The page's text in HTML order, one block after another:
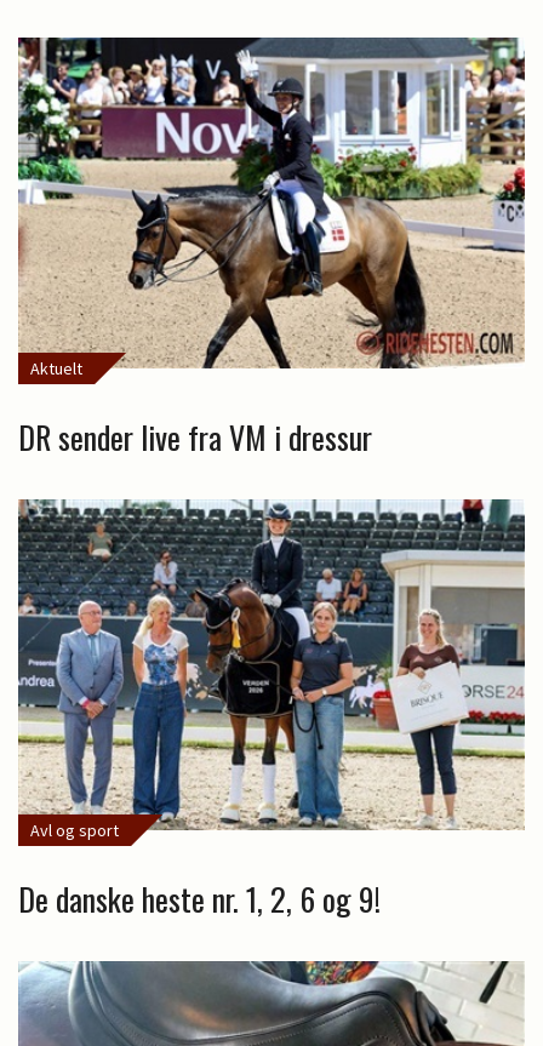
Aktuelt
DR sender live fra VM i dressur
Avl og sport
De danske heste nr. 1, 2, 6 og 9!